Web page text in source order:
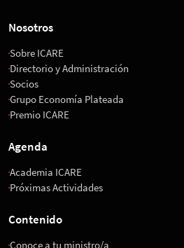
Nosotros
Sobre ICARE
Directorio y Administración
Socios
Grupo Economía Plateada
Premio ICARE
Agenda
Academia ICARE
Próximas Actividades
Contenido
Conoce a tu ministro/a